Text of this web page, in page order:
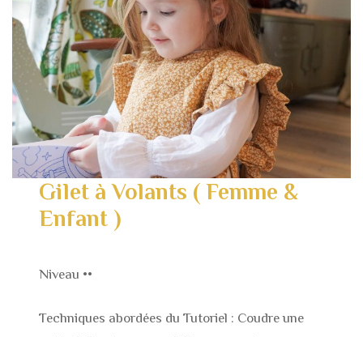
Gilet à Volants ( Femme &
Enfant )
Niveau ••
Techniques abordées du Tutoriel : Coudre une